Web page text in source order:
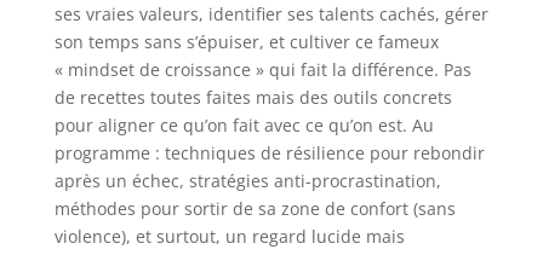
ses vraies valeurs, identifier ses talents cachés, gérer
son temps sans s’épuiser, et cultiver ce fameux
« mindset de croissance » qui fait la différence. Pas
de recettes toutes faites mais des outils concrets
pour aligner ce qu’on fait avec ce qu’on est. Au
programme : techniques de résilience pour rebondir
après un échec, stratégies anti-procrastination,
méthodes pour sortir de sa zone de confort (sans
violence), et surtout, un regard lucide mais